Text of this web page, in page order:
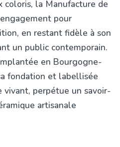
coloris, la Manufacture de
pour
en restant fidèle à son
un public contemporain.
en Bourgogne-
fondation et labellisée
vivant, perpétue un savoir-
artisanale